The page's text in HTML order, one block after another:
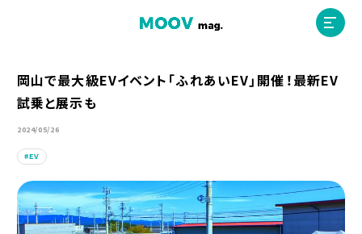
ホーム
MOOVマガジン利用規約
岡山で最大級EVイベント「ふれあいEV」開催！最新EV
試乗と展示も
2024/05/26
EV